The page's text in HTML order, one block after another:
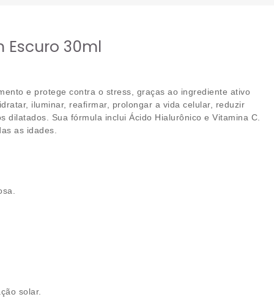
Escuro 30ml
e protege contra o stress, graças ao ingrediente ativo
iluminar, reafirmar, prolongar a vida celular, reduzir
dilatados. Sua fórmula inclui Ácido Hialurônico e Vitamina C.
as idades.
solar.